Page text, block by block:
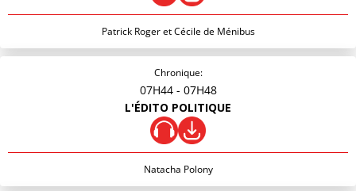
Patrick Roger et Cécile de Ménibus
Chronique:
07H44 - 07H48
L'ÉDITO POLITIQUE
Natacha Polony